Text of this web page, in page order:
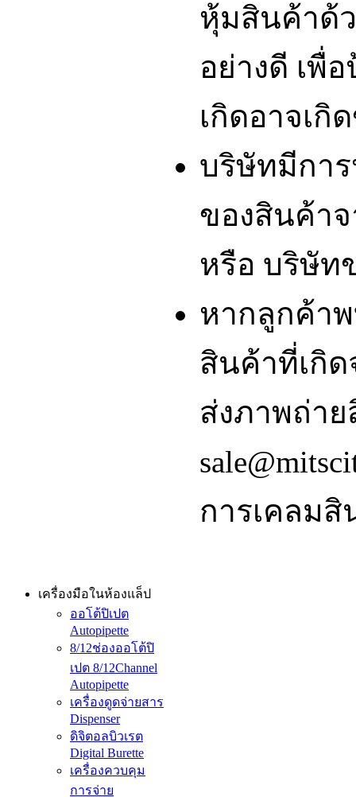
หุ้มสินค้าด้
อย่างดี เพื่
เกิดอาจเกิ
บริษัทมีกา
ของสินค้าจ
หรือ บริษัท
หากลูกค้า
สินค้าที่เกิ
ส่งภาพถ่า
การเคลมสิ
เครื่องมือในห้องแล็ป
ออโต้ปิเปต
Autopipette
8/12ช่องออโต้ปิ
เปต 8/12Channel
Autopipette
เครื่องดูดจ่ายสาร
Dispenser
ดิจิตอลบิวเรต
Digital Burette
เครื่องควบคุม
การจ่าย